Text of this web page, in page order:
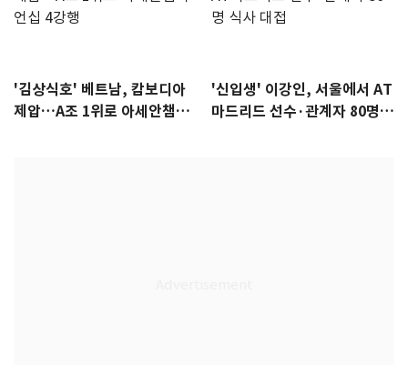
'김상식호' 베트남, 캄보디아
제압…A조 1위로 아세안챔피
'신입생' 이강인, 서울에서 AT
마드리드 선수·관계자 80명